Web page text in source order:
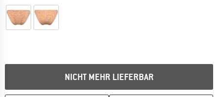
NICHT MEHR LIEFERBAR